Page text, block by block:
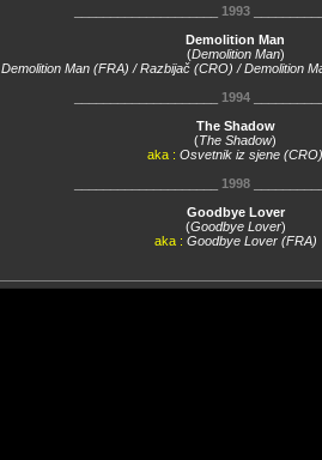
1993
Demolition Man
(Demolition Man)
Demolition Man (FRA) / Razbijač (CRO) / Demolition
1994
The Shadow
(The Shadow)
aka : Osvetnik iz sjene (CRO)
1998
Goodbye Lover
(Goodbye Lover)
aka : Goodbye Lover (FRA)